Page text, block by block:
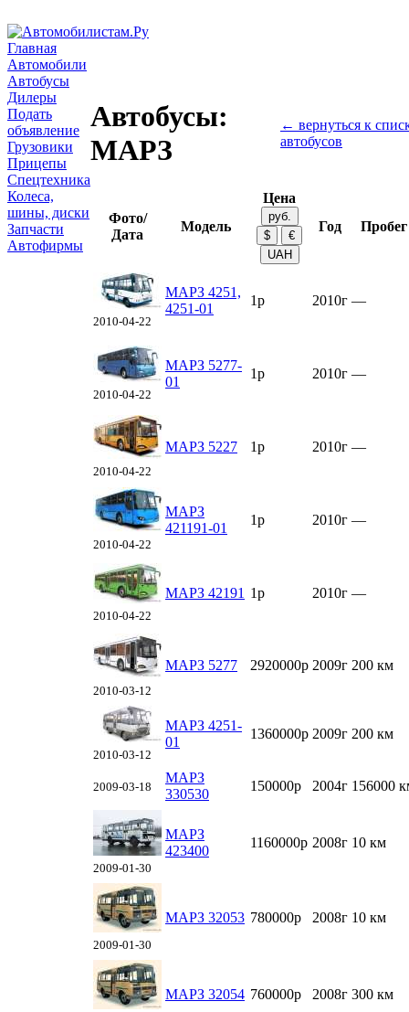
Главная
Автомобили
Автобусы
Дилеры
Подать
объявление
Грузовики
Прицепы
Спецтехника
Колеса,
шины, диски
Запчасти
Автофирмы
Автобусы:
МАРЗ
← вернуться к
автобусов
Фото/
Дата
Модель
Цена
Год
Пробег
2010-04-22
МАРЗ 4251,
4251-01
1р 2010г —
2010-04-22
МАРЗ 5277-
01
1р 2010г —
2010-04-22
МАРЗ 5227 1р 2010г —
2010-04-22
МАРЗ
421191-01
1р 2010г —
2010-04-22
МАРЗ 42191 1р 2010г —
2010-03-12
МАРЗ 5277 2920000р 2009г 200 км
2010-03-12
МАРЗ 4251-
01
1360000р 2009г 200 км
2009-03-18
МАРЗ
330530
150000р 2004г 156000
2009-01-30
МАРЗ
423400
1160000р 2008г 10 км
2009-01-30
МАРЗ 32053 780000р 2008г 10 км
МАРЗ 32054 760000р 2008г 300 км